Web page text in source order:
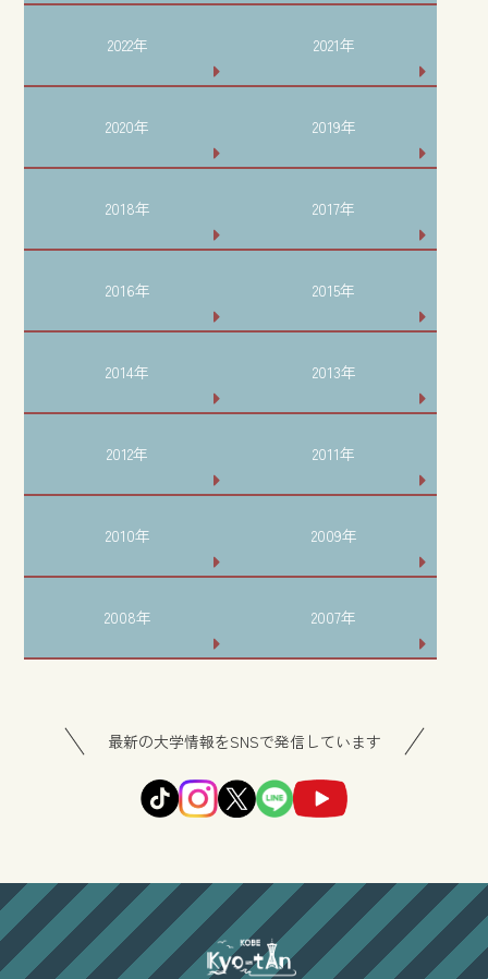
2022年 2021年
2020年 2019年
2018年 2017年
2016年 2015年
2014年 2013年
2012年 2011年
2010年 2009年
2008年 2007年
最新の大学情報をSNSで発信しています